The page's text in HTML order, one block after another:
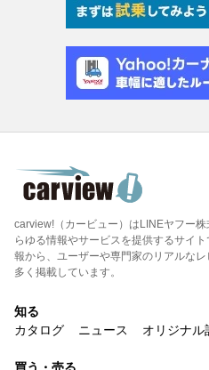
carview!（カービュー）はLINEヤフー
らゆる情報やサービスを提供するサイ
報から、ユーザーや専門家のリアルな
多く掲載しています。
知る
カタログ
ニュース オリジナル